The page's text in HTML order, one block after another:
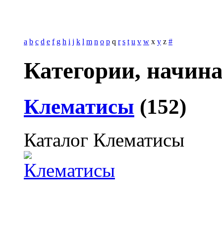
a b c d e f g h i j k l m n o p q r s t u v w x y z #
Категории,
Клематисы (152)
Каталог Клематисы